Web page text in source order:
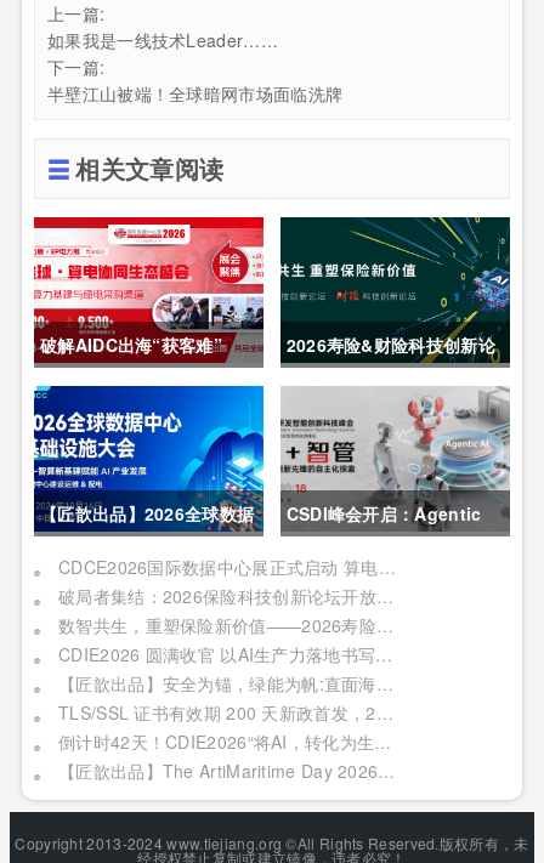
上一篇:
如果我是一线技术Leader……
下一篇:
半壁江山被端！全球暗网市场面临洗牌
相关文章阅读
破解AIDC出海“获客难”
CDCE2026数据中心展
以“算电协同”重构全球算力
供应链
2026寿险&财险科技创新论
坛圆满举办
【匠歆出品】2026全球数据
中心基础设施大会首发｜院
士领衔，100+头部企业已确
认，500人齐聚上海
CSDI峰会开启：Agentic
AI 落地应用的黄金期，智能
系统重塑生产力
CDCE2026国际数据中心展正式启动 算电协同驱动产业升级 搭建全球合作平台
破局者集结：2026保险科技创新论坛开放“数智共生”最佳实践案例征集
数智共生，重塑保险新价值——2026寿险&财险科技创新论坛即将启幕
CDIE2026 圆满收官 以AI生产力落地书写数字化转型新答卷
【匠歆出品】安全为锚，绿能为帆:直面海事网络安全与绿色航运的双重挑战@The ArtiMaritime Day 2026匠歆海事攻坚日 | 5月29日·上海
TLS/SSL 证书有效期 200 天新政首发，2026 亚数TrustAsia CaaS 2.0 发布会邀您见证！
倒计时42天！CDIE2026“将AI，转化为生产力”峰会启幕在即！
【匠歆出品】The ArtiMaritime Day 2026匠歆海事攻坚日 | 5月28日·上海
Copyright 2013-2024 www.tiejiang.org ©All Rights Reserved.版权所有，未
经授权禁止复制或建立镜像，违者必究！